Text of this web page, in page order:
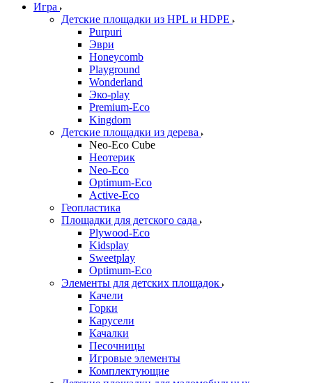
Игра
Детские площадки из HPL и HDPE
Purpuri
Эври
Honeycomb
Playground
Wonderland
Эко-play
Premium-Eco
Kingdom
Детские площадки из дерева
Neo-Eco Cube
Неотерик
Neo-Eco
Оptimum-Еco
Active-Eco
Геопластика
Площадки для детского сада
Plywood-Eco
Kidsplay
Sweetplay
Оptimum-Еco
Элементы для детских площадок
Качели
Горки
Карусели
Качалки
Песочницы
Игровые элементы
Комплектующие